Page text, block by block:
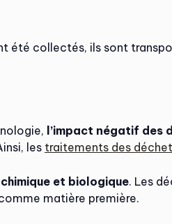
été collectés, ils sont
l’impact négatif des
les traitements des
et biologique. Les
matière première.